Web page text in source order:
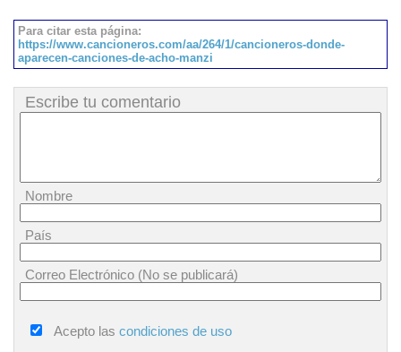
Para citar esta página:
https://www.cancioneros.com/aa/264/1/cancioneros-donde-
aparecen-canciones-de-acho-manzi
Escribe tu comentario
Nombre
País
Correo Electrónico (No se publicará)
Acepto las condiciones de uso